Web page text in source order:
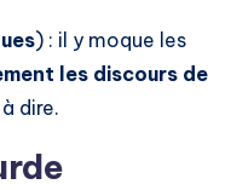
) : il y moque les
les discours de
dire.